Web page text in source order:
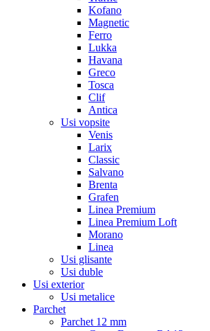
Kofano
Magnetic
Ferro
Lukka
Havana
Greco
Tosca
Clif
Antica
Usi vopsite
Venis
Larix
Classic
Salvano
Brenta
Grafen
Linea Premium
Linea Premium Loft
Morano
Linea
Usi glisante
Usi duble
Usi exterior
Usi metalice
Parchet
Parchet 12 mm